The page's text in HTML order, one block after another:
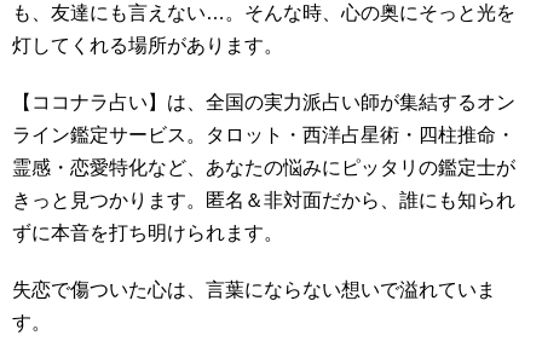
も、友達にも言えない…。そんな時、心の奥にそっと光を
灯してくれる場所があります。
【ココナラ占い】は、全国の実力派占い師が集結するオン
ライン鑑定サービス。タロット・西洋占星術・四柱推命・
霊感・恋愛特化など、あなたの悩みにピッタリの鑑定士が
きっと見つかります。匿名＆非対面だから、誰にも知られ
ずに本音を打ち明けられます。
失恋で傷ついた心は、言葉にならない想いで溢れていま
す。